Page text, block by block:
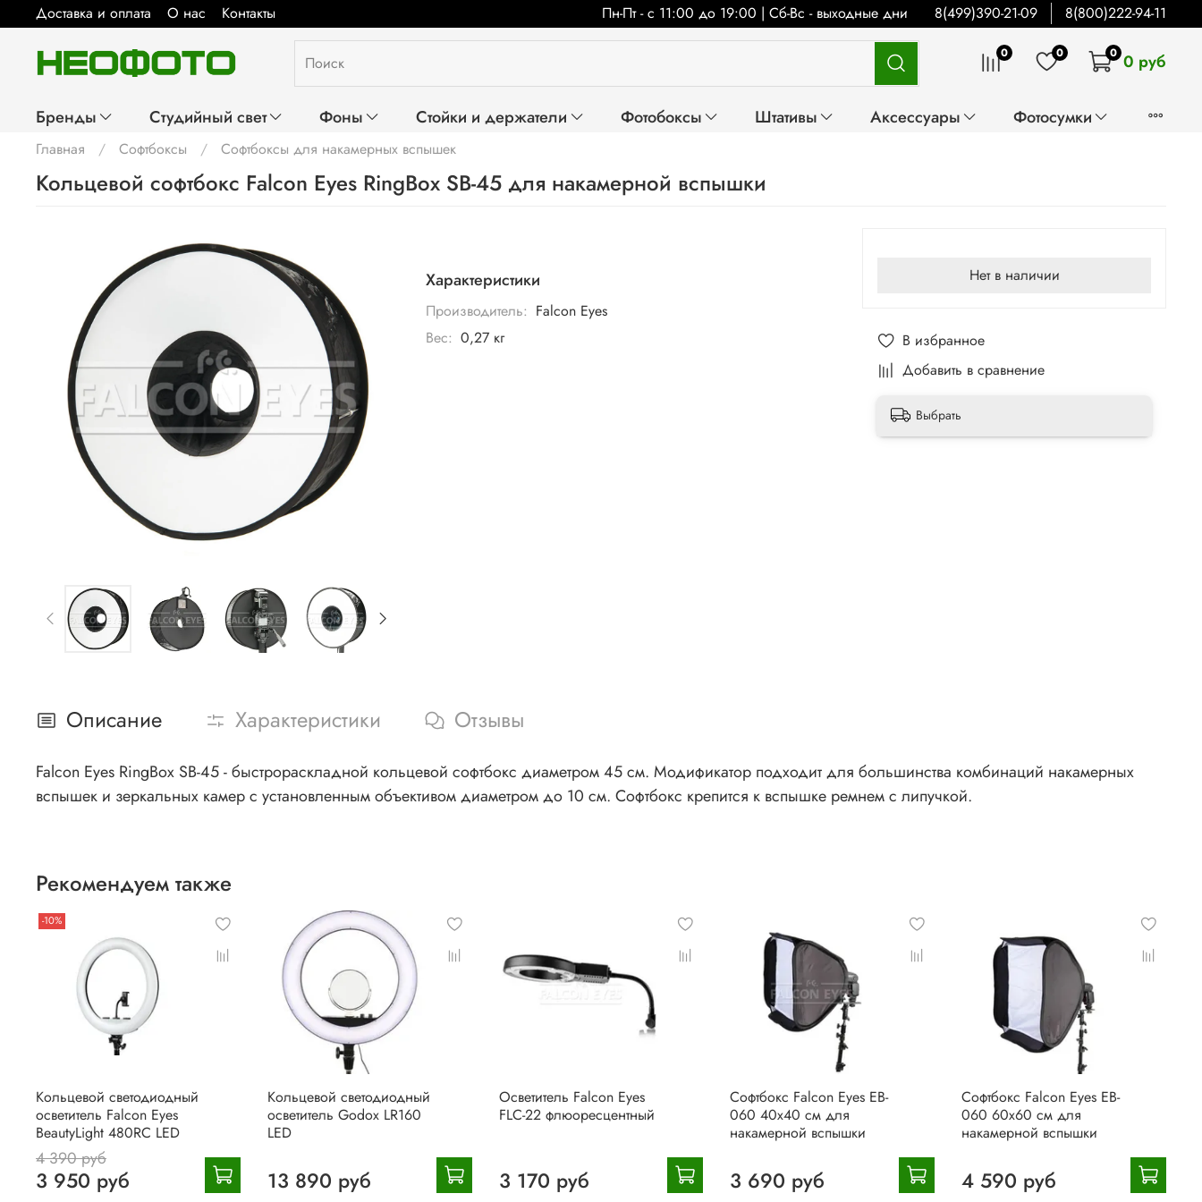
Доставка и оплата О нас Контакты Пн-Пт - с 11:00 до 19:00 | Сб-Вс - выходные дни 8(499)390-21-09 8(800)222-94-11
0 0 0 0 руб
Бренды Студийный свет Фоны Стойки и держатели Фотобоксы Штативы Аксессуары Фотосумки
Главная Софтбоксы Софтбоксы для накамерных вспышек
Кольцевой софтбокс Falcon Eyes RingBox SB-45 для накамерной вспышки
Характеристики
Производитель: Falcon Eyes
Вес: 0,27 кг
Нет в наличии
В избранное
Добавить в сравнение
Выбрать
Описание Характеристики Отзывы
Falcon Eyes RingBox SB-45 - быстрораскладной кольцевой софтбокс диаметром 45 см. Модификатор подходит для большинства комбинаций накамерных
вспышек и зеркальных камер с установленным объективом диаметром до 10 см. Софтбокс крепится к вспышке ремнем с липучкой.
Рекомендуем также
-10%
Кольцевой светодиодный
осветитель Falcon Eyes
BeautyLight 480RC LED
4 390 руб
3 950 руб
Кольцевой светодиодный
осветитель Godox LR160
LED
13 890 руб
Осветитель Falcon Eyes
FLC-22 флюоресцентный
3 170 руб
Софтбокс Falcon Eyes EB-
060 40х40 см для
накамерной вспышки
3 690 руб
Софтбокс Falcon Eyes EB-
060 60х60 см для
накамерной вспышки
4 590 руб